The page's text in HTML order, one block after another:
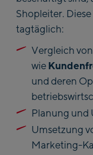
Shopleiter.
tagtäglich:
Vergleich
wie
und deren
Planung und
Umsetzung
Marketing-